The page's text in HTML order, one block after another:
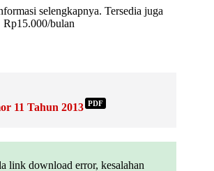
selengkapnya. Tersedia juga
Rp15.000/bulan
11 Tahun 2013 PDF
link download error, kesalahan